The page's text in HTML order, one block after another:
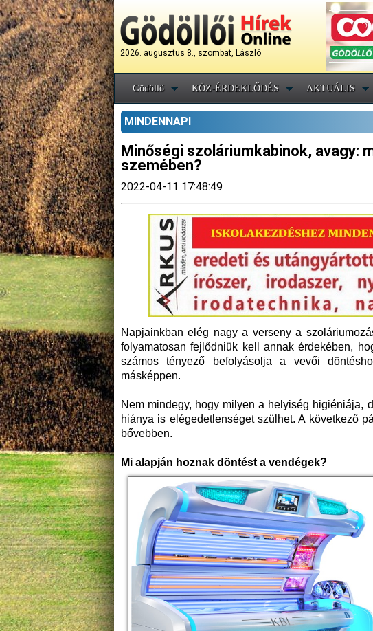
2026. augusztus 8., szombat, László
Gödöllő KÖZ-ÉRDEKLŐDÉS AKTUÁLIS
MINDENNAPI
Minőségi szoláriumkabinok, avagy:
szemében?
2022-04-11 17:48:49
Napjainkban elég nagy a verseny a
folyamatosan fejlődniük kell annak érdekében,
számos tényező befolyásolja a vevői
másképpen.
Nem mindegy, hogy milyen a helyiség higiéniája,
hiánya is elégedetlenséget szülhet. A következő
bővebben.
Mi alapján hoznak döntést a vendégek?